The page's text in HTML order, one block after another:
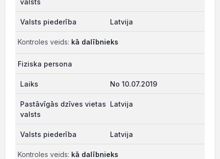
Latvija
Kontroles veids: kā dalībnieks
Fiziska persona
No 10.07.2019
Latvija
Latvija
Kontroles veids: kā dalībnieks